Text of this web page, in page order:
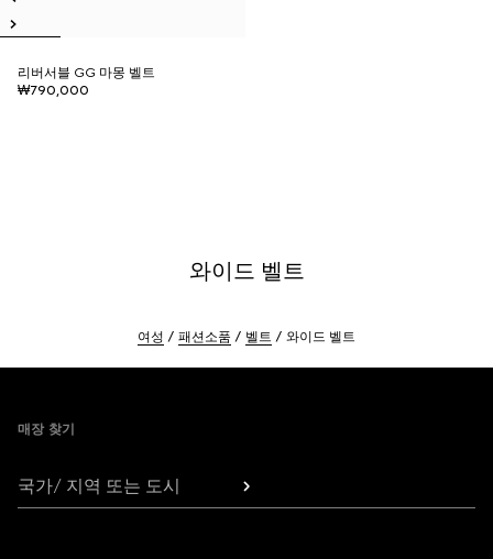
리버서블 GG 마몽 벨트
₩790,000
와이드 벨트
여성 패션소품 벨트 와이드 벨트
매장 찾기
국가/ 지역 또는 도시